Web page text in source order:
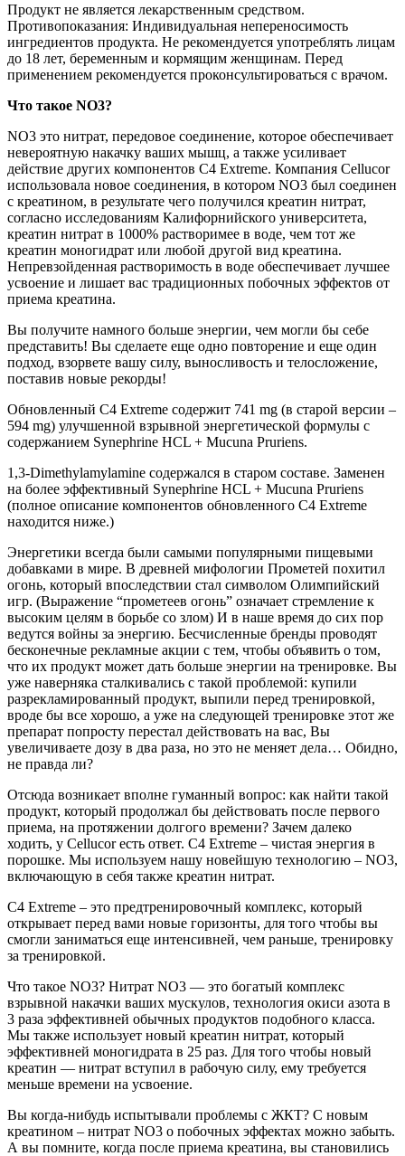
Продукт не является лекарственным средством.
Противопоказания: Индивидуальная непереносимость
ингредиентов продукта. Не рекомендуется употреблять лицам
до 18 лет, беременным и кормящим женщинам. Перед
применением рекомендуется проконсультироваться с врачом.
Что такое NO3?
NO3 это нитрат, передовое соединение, которое обеспечивает
невероятную накачку ваших мышц, а также усиливает
действие других компонентов C4 Extreme. Компания Cellucor
использовала новое соединения, в котором NO3 был соединен
с креатином, в результате чего получился креатин нитрат,
согласно исследованиям Калифорнийского университета,
креатин нитрат в 1000% растворимее в воде, чем тот же
креатин моногидрат или любой другой вид креатина.
Непревзойденная растворимость в воде обеспечивает лучшее
усвоение и лишает вас традиционных побочных эффектов от
приема креатина.
Вы получите намного больше энергии, чем могли бы себе
представить! Вы сделаете еще одно повторение и еще один
подход, взорвете вашу силу, выносливость и телосложение,
поставив новые рекорды!
Обновленный C4 Extreme содержит 741 mg (в старой версии –
594 mg) улучшенной взрывной энергетической формулы с
содержанием Synephrine HCL + Mucuna Pruriens.
1,3-Dimethylamylamine содержался в старом составе. Заменен
на более эффективный Synephrine HCL + Mucuna Pruriens
(полное описание компонентов обновленного C4 Extreme
находится ниже.)
Энергетики всегда были самыми популярными пищевыми
добавками в мире. В древней мифологии Прометей похитил
огонь, который впоследствии стал символом Олимпийский
игр. (Выражение “прометеев огонь” означает стремление к
высоким целям в борьбе со злом) И в наше время до сих пор
ведутся войны за энергию. Бесчисленные бренды проводят
бесконечные рекламные акции с тем, чтобы объявить о том,
что их продукт может дать больше энергии на тренировке. Вы
уже наверняка сталкивались с такой проблемой: купили
разрекламированный продукт, выпили перед тренировкой,
вроде бы все хорошо, а уже на следующей тренировке этот же
препарат попросту перестал действовать на вас, Вы
увеличиваете дозу в два раза, но это не меняет дела… Обидно,
не правда ли?
Отсюда возникает вполне гуманный вопрос: как найти такой
продукт, который продолжал бы действовать после первого
приема, на протяжении долгого времени? Зачем далеко
ходить, у Cellucor есть ответ. C4 Extreme – чистая энергия в
порошке. Мы используем нашу новейшую технологию – NO3,
включающую в себя также креатин нитрат.
C4 Extreme – это предтренировочный комплекс, который
открывает перед вами новые горизонты, для того чтобы вы
смогли заниматься еще интенсивней, чем раньше, тренировку
за тренировкой.
Что такое NO3? Нитрат NO3 — это богатый комплекс
взрывной накачки ваших мускулов, технология окиси азота в
3 раза эффективней обычных продуктов подобного класса.
Мы также использует новый креатин нитрат, который
эффективней моногидрата в 25 раз. Для того чтобы новый
креатин — нитрат вступил в рабочую силу, ему требуется
меньше времени на усвоение.
Вы когда-нибудь испытывали проблемы с ЖКТ? С новым
креатином – нитрат NO3 о побочных эффектах можно забыть.
А вы помните, когда после приема креатина, вы становились